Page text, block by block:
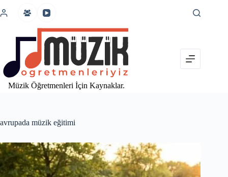
atla
Müzik Öğretmenleri İçin Kaynaklar.
avrupada müzik eğitimi